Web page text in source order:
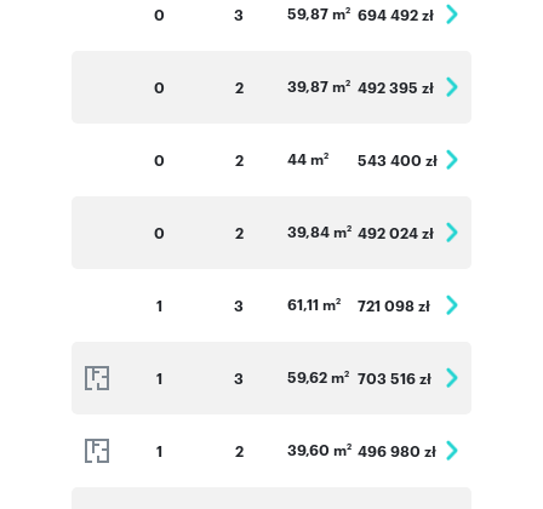
0 3 59,87 m2 694 492 zł
0 2 39,87 m2 492 395 zł
0 2 44 m2 543 400 zł
0 2 39,84 m2 492 024 zł
1 3 61,11 m2 721 098 zł
1 3 59,62 m2 703 516 zł
1 2 39,60 m2 496 980 zł